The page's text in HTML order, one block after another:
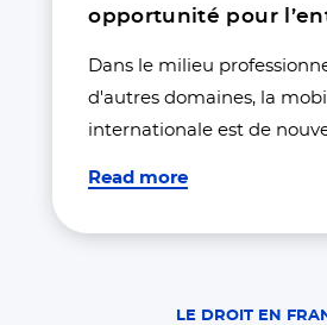
opportunité pour
Dans le milieu
d'autres domaines, la
internationale est de
Read more
LE DROIT EN